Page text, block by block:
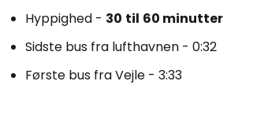
Hyppighed - 30 til 60 minutter
Sidste bus fra lufthavnen - 0:32
Første bus fra Vejle - 3:33